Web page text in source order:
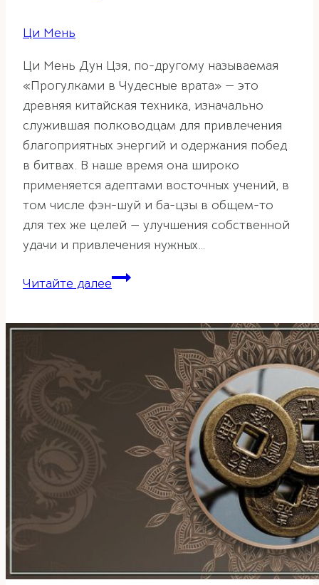
Ци Мень
Ци Мень Дун Цзя, по-другому называемая
«Прогулками в Чудесные врата» — это
древняя китайская техника, изначально
служившая полководцам для привлечения
благоприятных энергий и одержания побед
в битвах. В наше время она широко
применяется адептами восточных учений, в
том числе фэн-шуй и ба-цзы в общем-то
для тех же целей — улучшения собственной
удачи и привлечения нужных…
Читайте далееПрогулки
методика
Мень
Цзя